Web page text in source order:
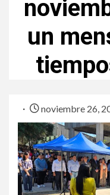
un
noviembre 26,